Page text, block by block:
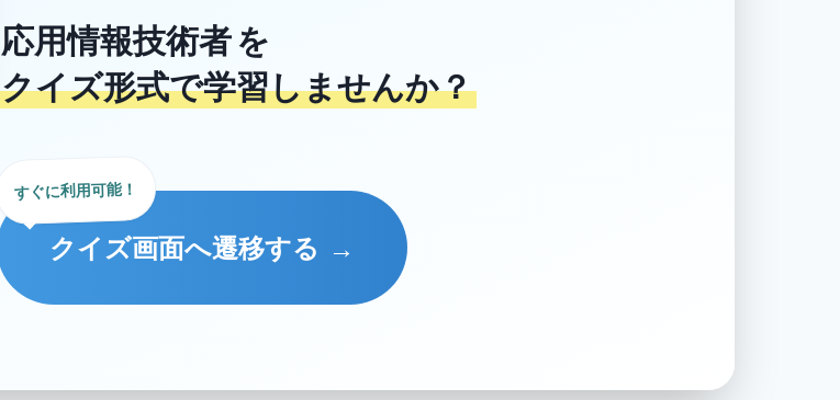
応用情報技術者を
クイズ形式で学習しませんか？
クイズ画面へ遷移する →
すぐに利用可能！